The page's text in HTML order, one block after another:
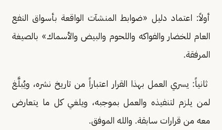
أولاً: اعتماد دليل «ضوابط المنشآت الواقعة بأسواق النفع
العام للخضار والفواكه واللحوم والبيض والأسماك» بالصيغة
المرفقة.
ثانياً: يسري العمل بهذا القرار اعتباراً من تاريخ نشره، ويُبلَّغ
لمن يلزم لتنفيذه والعمل بموجبه، ويلغي كل ما يتعارض
معه من قرارات سابقة. والله الموفق.